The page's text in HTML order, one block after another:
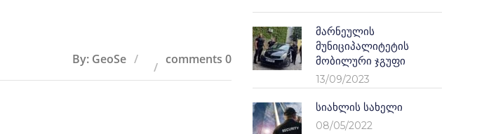
By: GeoSe comments 0
Მარნეულის
Მუნიციპალიტეტის
Მობილური Ჯგუფი
13/09/2023
Სიახლის Სახელი
08/05/2022